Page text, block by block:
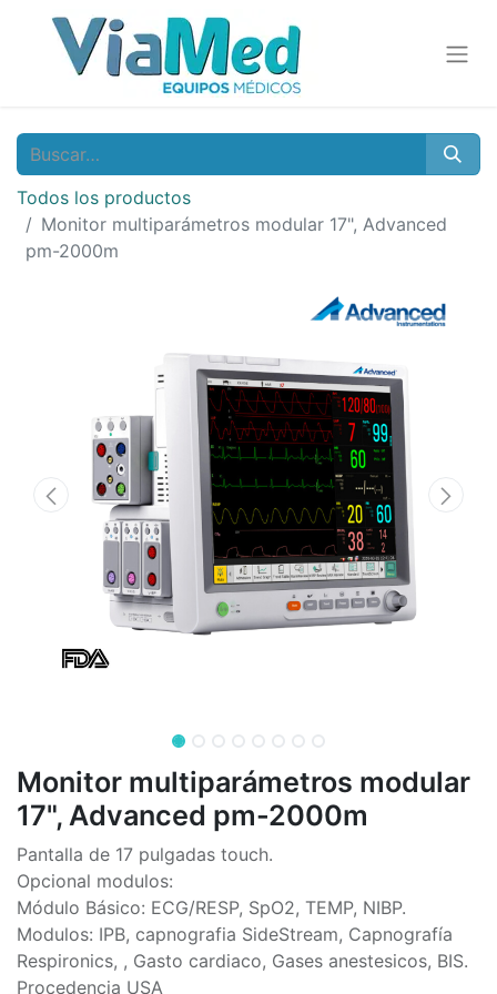
Todos los productos
Monitor multiparámetros modular 17", Advanced
pm-2000m
Monitor multiparámetros modular
17", Advanced pm-2000m
Pantalla de 17 pulgadas touch.
Opcional modulos:
Módulo Básico: ECG/RESP, SpO2, TEMP, NIBP.
Modulos: IPB, capnografia SideStream, Capnografía
Respironics, , Gasto cardiaco, Gases anestesicos, BIS.
Procedencia USA